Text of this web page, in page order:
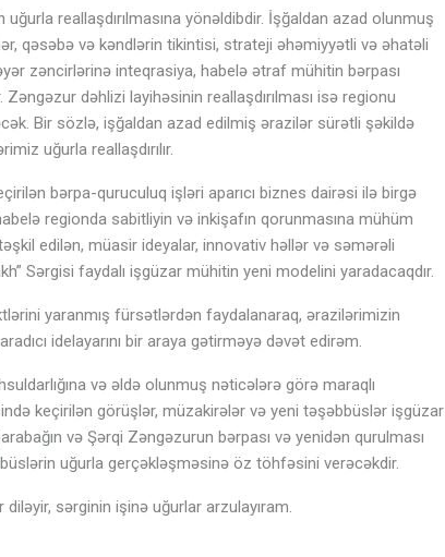
reallaşdırılmasına yönəldibdir. İşğaldan azad olunmuş
qəsəbə və kəndlərin tikintisi, strateji əhəmiyyətli və əhatəli
zəncirlərinə inteqrasiya, habelə ətraf mühitin bərpası
dəhlizi layihəsinin reallaşdırılması isə regionu
Bir sözlə, işğaldan azad edilmiş ərazilər sürətli şəkildə
uğurla reallaşdırılır.
bərpa-quruculuq işləri aparıcı biznes dairəsi ilə birgə
regionda sabitliyin və inkişafın qorunmasına mühüm
edilən, müasir ideyalar, innovativ həllər və səmərəli
Sərgisi faydalı işgüzar mühitin yeni modelini yaradacaqdır.
yaranmış fürsətlərdən faydalanaraq, ərazilərimizin
idelayarını bir araya gətirməyə dəvət edirəm.
və əldə olunmuş nəticələrə görə maraqlı
keçirilən görüşlər, müzakirələr və yeni təşəbbüslər işgüzar
və Şərqi Zəngəzurun bərpası və yenidən qurulması
uğurla gerçəkləşməsinə öz töhfəsini verəcəkdir.
sərginin işinə uğurlar arzulayıram.